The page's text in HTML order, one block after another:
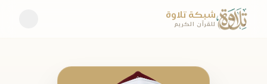
شبكة تلاوة
للقرآن الكريم